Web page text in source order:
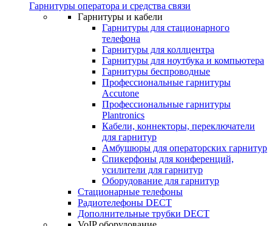
Гарнитуры оператора и средства связи
Гарнитуры и кабели
Гарнитуры для стационарного
телефона
Гарнитуры для коллцентра
Гарнитуры для ноутбука и компьютера
Гарнитуры беспроводные
Профессиональные гарнитуры
Accutone
Профессиональные гарнитуры
Plantronics
Кабели, коннекторы, переключатели
для гарнитур
Амбушюры для операторских гарнитур
Cпикерфоны для конференций,
усилители для гарнитур
Оборудование для гарнитур
Стационарные телефоны
Радиотелефоны DECT
Дополнительные трубки DECT